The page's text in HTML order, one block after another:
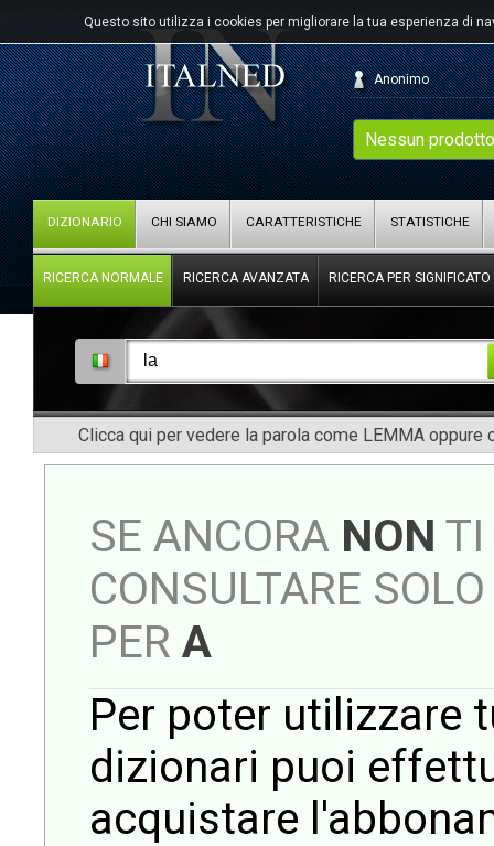
Questo sito utilizza i cookies per migliorare la tua esperienza di
Nessun
Anonimo
DIZIONARIO CHI SIAMO CARATTERISTICHE STATISTICHE
RICERCA NORMALE RICERCA AVANZATA RICERCA PER SIGNIFICATO
Clicca qui per vedere la parola come LEMMA oppure
SE ANCORA NON TI
CONSULTARE
PER A
Per poter utilizzare
dizionari puoi
acquistare